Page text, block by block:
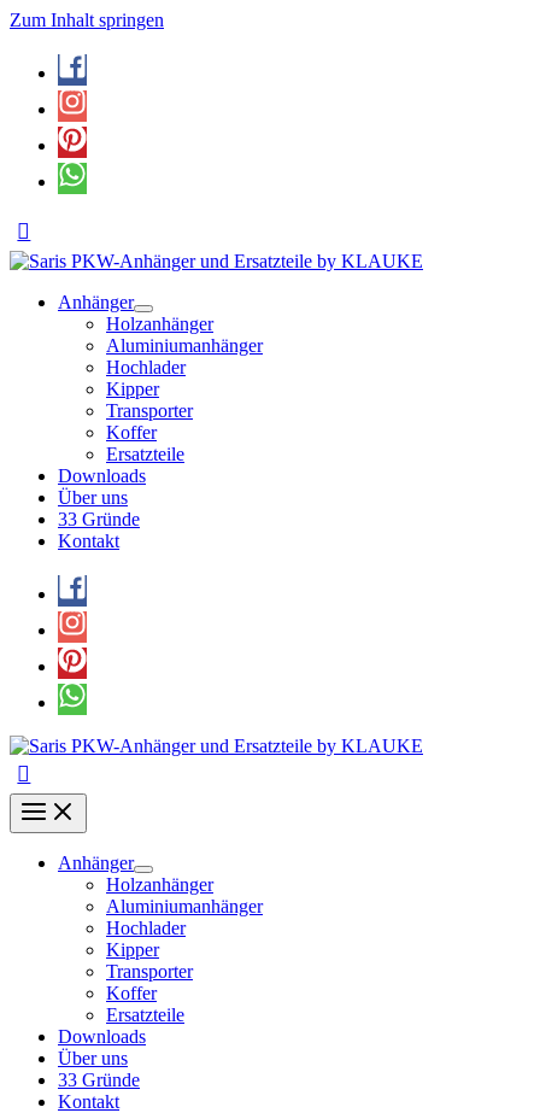
Zum Inhalt springen
Anhänger
Holzanhänger
Aluminiumanhänger
Hochlader
Kipper
Transporter
Koffer
Ersatzteile
Downloads
Über uns
33 Gründe
Kontakt
Anhänger
Holzanhänger
Aluminiumanhänger
Hochlader
Kipper
Transporter
Koffer
Ersatzteile
Downloads
Über uns
33 Gründe
Kontakt